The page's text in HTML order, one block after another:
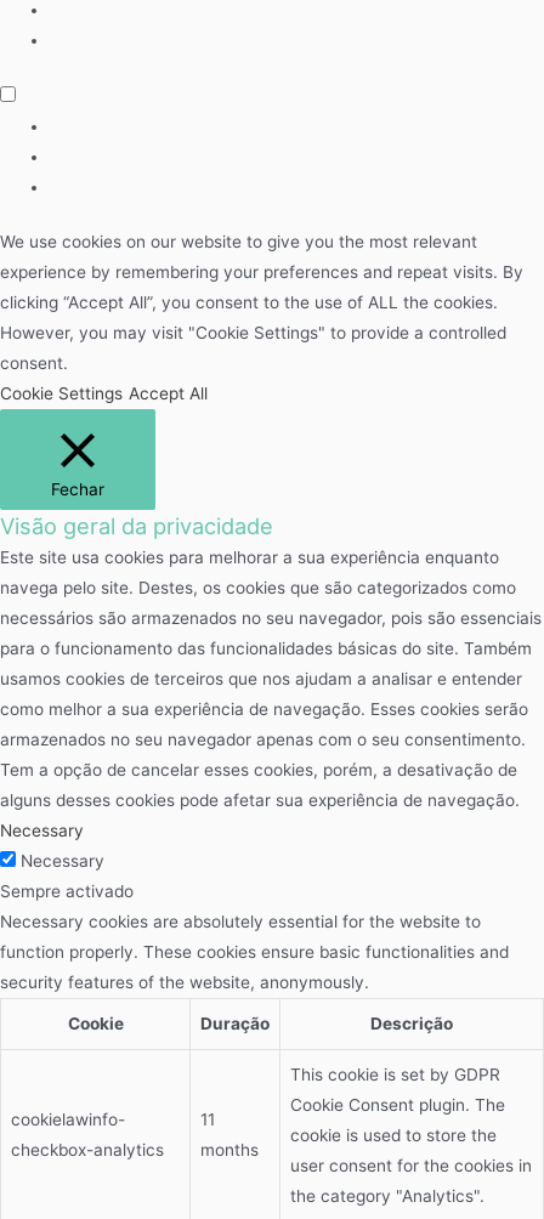
We use cookies on our website to give you the most relevant
experience by remembering your preferences and repeat visits. By
clicking “Accept All”, you consent to the use of ALL the cookies.
However, you may visit "Cookie Settings" to provide a controlled
consent.
Cookie Settings Accept All
Fechar
Visão geral da privacidade
Este site usa cookies para melhorar a sua experiência enquanto
navega pelo site. Destes, os cookies que são categorizados como
necessários são armazenados no seu navegador, pois são essenciais
para o funcionamento das funcionalidades básicas do site. Também
usamos cookies de terceiros que nos ajudam a analisar e entender
como melhor a sua experiência de navegação. Esses cookies serão
armazenados no seu navegador apenas com o seu consentimento.
Tem a opção de cancelar esses cookies, porém, a desativação de
alguns desses cookies pode afetar sua experiência de navegação.
Necessary
Necessary
Sempre activado
Necessary cookies are absolutely essential for the website to
function properly. These cookies ensure basic functionalities and
security features of the website, anonymously.
Cookie Duração Descrição
cookielawinfo-
checkbox-analytics
11
months
This cookie is set by GDPR
Cookie Consent plugin. The
cookie is used to store the
user consent for the cookies in
the category "Analytics".